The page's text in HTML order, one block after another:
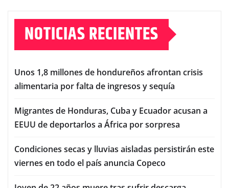
NOTICIAS RECIENTES
Unos 1,8 millones de hondureños afrontan crisis
alimentaria por falta de ingresos y sequía
Migrantes de Honduras, Cuba y Ecuador acusan a
EEUU de deportarlos a África por sorpresa
Condiciones secas y lluvias aisladas persistirán este
viernes en todo el país anuncia Copeco